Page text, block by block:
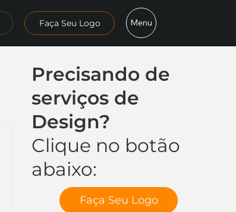
Faça Seu Logo Menu
Precisando de
serviços de
Design?
Clique no botão
abaixo:
Faça Seu Logo